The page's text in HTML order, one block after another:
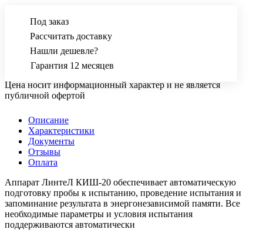
Под заказ
Рассчитать доставку
Нашли дешевле?
Гарантия 12 месяцев
Цена носит информационный характер и не является
публичной офертой
Описание
Характеристики
Документы
Отзывы
Оплата
Аппарат ЛинтеЛ КИШ-20 обеспечивает автоматическую
подготовку пробы к испытанию, проведение испытания и
запоминание результата в энергонезависимой памяти. Все
необходимые параметры и условия испытания
поддерживаются автоматически